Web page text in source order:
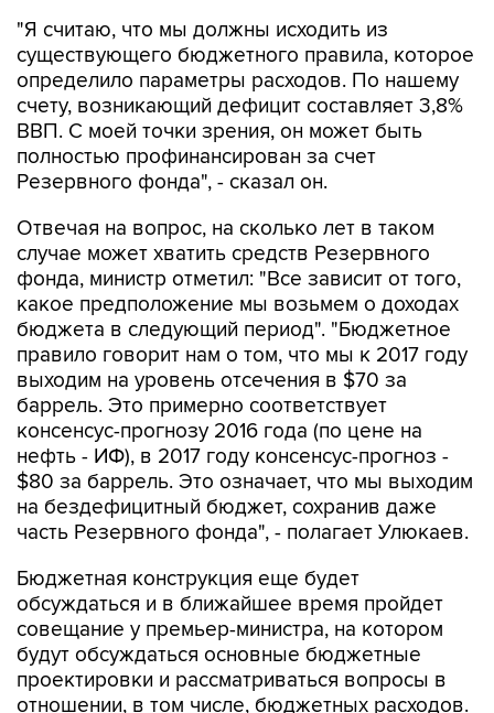
"Я считаю, что мы должны исходить из
существующего бюджетного правила, которое
определило параметры расходов. По нашему
счету, возникающий дефицит составляет 3,8%
ВВП. С моей точки зрения, он может быть
полностью профинансирован за счет
Резервного фонда", - сказал он.
Отвечая на вопрос, на сколько лет в таком
случае может хватить средств Резервного
фонда, министр отметил: "Все зависит от того,
какое предположение мы возьмем о доходах
бюджета в следующий период". "Бюджетное
правило говорит нам о том, что мы к 2017 году
выходим на уровень отсечения в $70 за
баррель. Это примерно соответствует
консенсус-прогнозу 2016 года (по цене на
нефть - ИФ), в 2017 году консенсус-прогноз -
$80 за баррель. Это означает, что мы выходим
на бездефицитный бюджет, сохранив даже
часть Резервного фонда", - полагает Улюкаев.
Бюджетная конструкция еще будет
обсуждаться и в ближайшее время пройдет
совещание у премьер-министра, на котором
будут обсуждаться основные бюджетные
проектировки и рассматриваться вопросы в
отношении, в том числе, бюджетных расходов.